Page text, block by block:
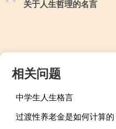
关于人生哲理的名言
相关问题
中学生人生格言
过渡性养老金是如何计算的